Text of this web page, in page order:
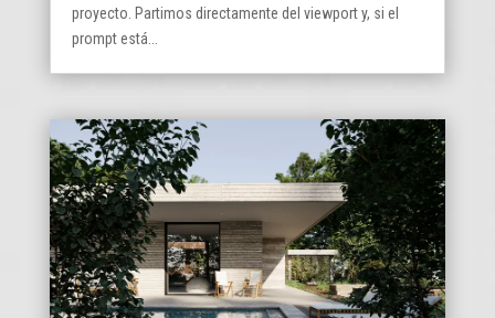
proyecto. Partimos directamente del viewport y, si el
prompt está...